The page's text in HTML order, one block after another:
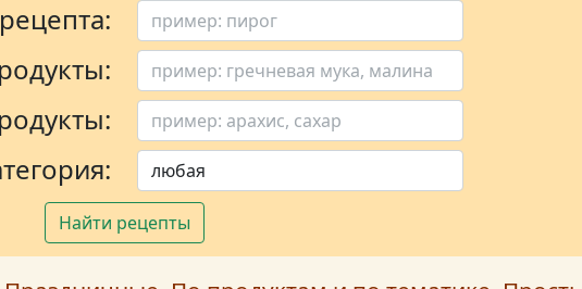
Найти рецепты